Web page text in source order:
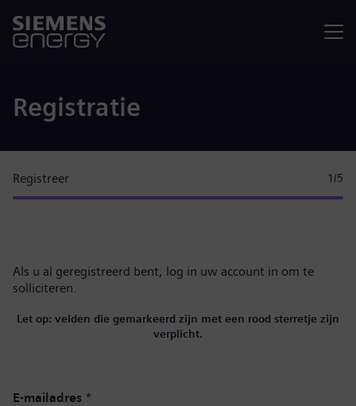
Registratie
Registreer 1 /5
Als u al geregistreerd bent, log in uw account in om te
solliciteren.
Let op: velden die gemarkeerd zijn met een rood sterretje zijn
verplicht.
E-mailadres *